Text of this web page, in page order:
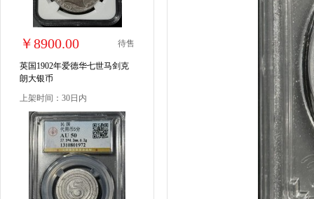
￥8900.00 待售
英国1902年爱德华七世马剑克
朗大银币
上架时间：30日内